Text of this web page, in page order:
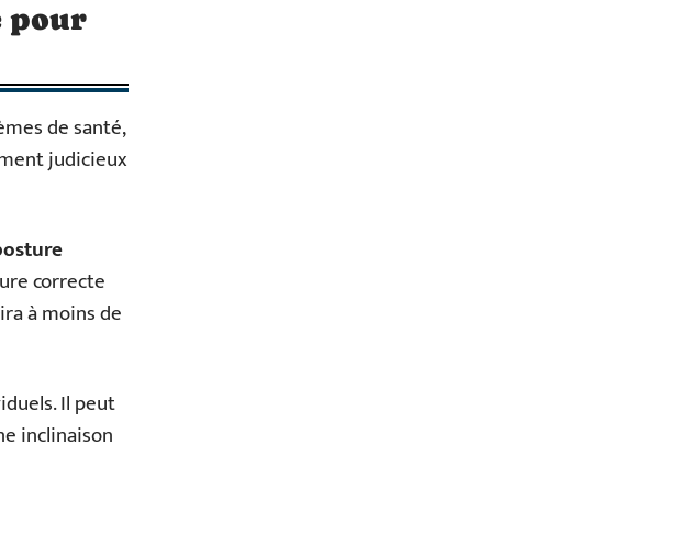
pour
de santé,
judicieux
correcte
à moins de
Il peut
inclinaison